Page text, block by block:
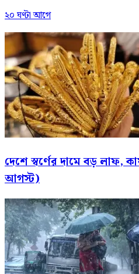
২০ ঘণ্টা আগে
দেশে স্বর্ণের দামে বড় লাফ,
আগস্ট)